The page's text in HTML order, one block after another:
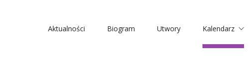
Aktualności Biogram Utwory Kalendarz